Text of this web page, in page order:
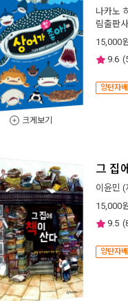
크게보기
나카노
림출판사
15,000
9.6 (
양탄자
그 집
이윤민 (
15,000
9.5 (
양탄자